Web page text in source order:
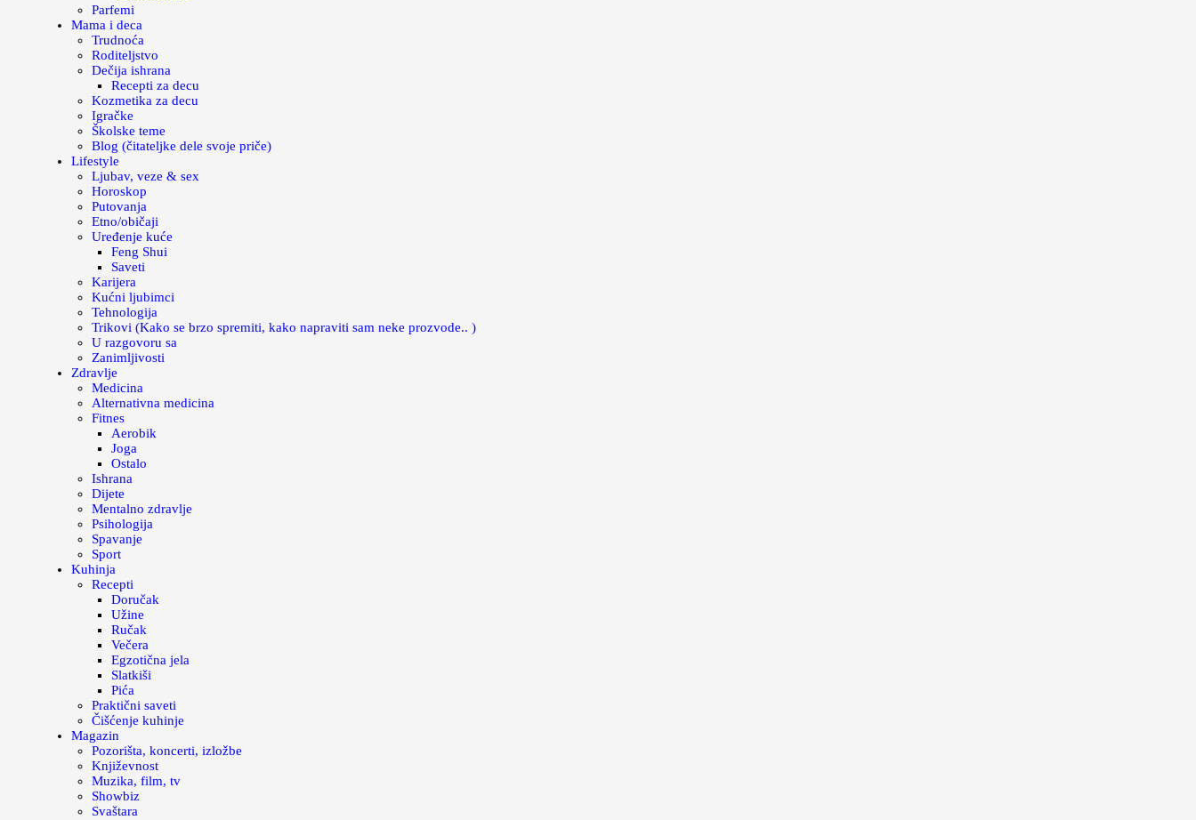
Parfemi
Mama i deca
Trudnoća
Roditeljstvo
Dečija ishrana
Recepti za decu
Kozmetika za decu
Igračke
Školske teme
Blog (čitateljke dele svoje priče)
Lifestyle
Ljubav, veze & sex
Horoskop
Putovanja
Etno/običaji
Uređenje kuće
Feng Shui
Saveti
Karijera
Kućni ljubimci
Tehnologija
Trikovi (Kako se brzo spremiti, kako napraviti sam neke prozvode.. )
U razgovoru sa
Zanimljivosti
Zdravlje
Medicina
Alternativna medicina
Fitnes
Aerobik
Joga
Ostalo
Ishrana
Dijete
Mentalno zdravlje
Psihologija
Spavanje
Sport
Kuhinja
Recepti
Doručak
Užine
Ručak
Večera
Egzotična jela
Slatkiši
Pića
Praktični saveti
Čišćenje kuhinje
Magazin
Pozorišta, koncerti, izložbe
Književnost
Muzika, film, tv
Showbiz
Svaštara